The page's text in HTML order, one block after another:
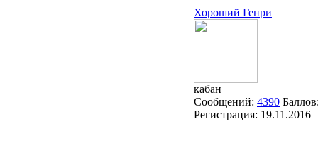
Хороший Генри
кабан
Сообщений: 4390
Регистрация: 19.11.2016